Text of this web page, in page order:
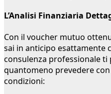
L’Analisi Finanziaria
Con il voucher mutuo
sai in anticipo esattamente
consulenza professionale ti
quantomeno prevedere
condizioni: